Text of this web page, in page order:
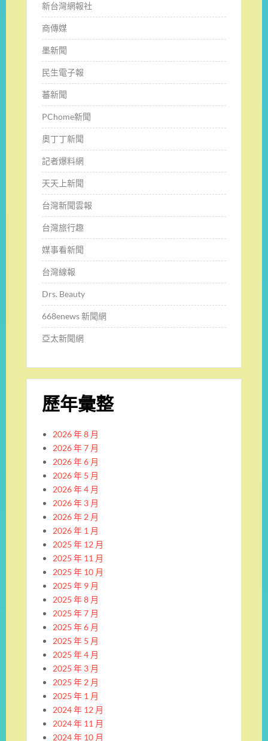
新台灣網報社
商傳媒
墨新聞
民生電子報
蕃新聞
PChome新聞
奧丁丁新聞
記者爆料網
天天上新聞
台灣新聞雲報
台灣旅行趣
媒事看新聞
台灣線報
Drs. Beauty
668enews 新聞網
亞太新聞網
歷年彙整
2026 年 8 月
2026 年 7 月
2026 年 6 月
2026 年 5 月
2026 年 4 月
2026 年 3 月
2026 年 2 月
2026 年 1 月
2025 年 12 月
2025 年 11 月
2025 年 10 月
2025 年 9 月
2025 年 8 月
2025 年 7 月
2025 年 6 月
2025 年 5 月
2025 年 4 月
2025 年 3 月
2025 年 2 月
2025 年 1 月
2024 年 12 月
2024 年 11 月
2024 年 10 月